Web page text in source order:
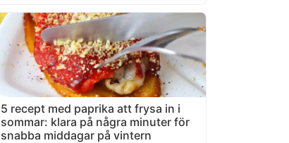
5 recept med paprika att frysa in i
sommar: klara på några minuter för
snabba middagar på vintern